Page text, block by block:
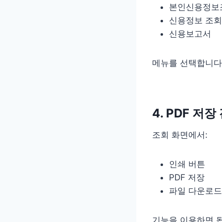
본인신용정보
신용정보 조회
신용보고서
메뉴를 선택합니
4. PDF 저장
조회 화면에서:
인쇄 버튼
PDF 저장
파일 다운로드
기능을 이용하면